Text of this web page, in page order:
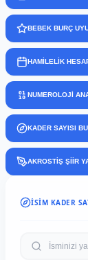
BEBEK BURÇ
HAMİLELİK
NUMEROLOJİ
KADER SAYISI
AKROSTİŞ ŞİİR
İSIM KADER